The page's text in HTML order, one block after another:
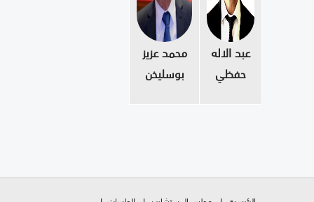
عبد الاله
حفظي
محمد عزيز
بوسليخن